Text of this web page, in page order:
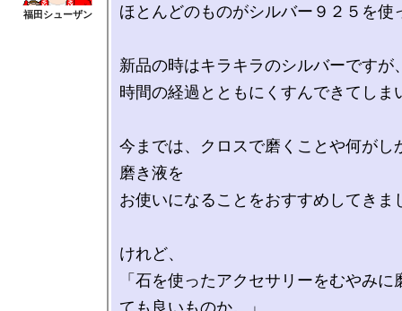
ほとんどのものがシルバー９２５を使
新品の時はキラキラのシルバーですが
時間の経過とともにくすんできてしま
今までは、クロスで磨くことや何がし
磨き液を
お使いになることをおすすめしてきま
けれど、
「石を使ったアクセサリーをむやみに
ても良いものか。」